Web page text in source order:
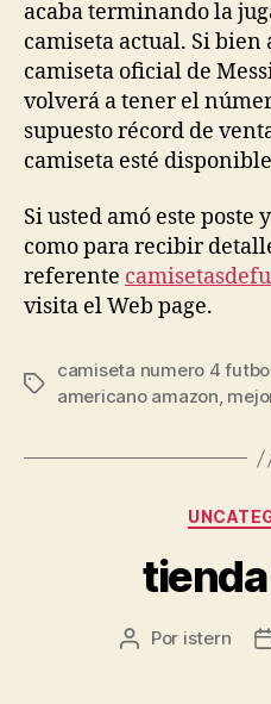
acaba terminando la
camiseta actual. Si bien
camiseta oficial de
volverá a tener el
supuesto récord de
camiseta esté
Si usted amó este poste
como para recibir
referente
visita el Web page.
Etiquetas
camiseta numero 4
americano amazon,
Autor
Por istern